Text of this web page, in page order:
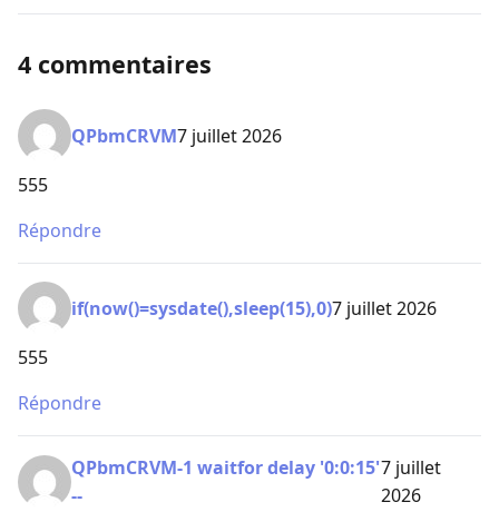
4 commentaires
QPbmCRVM7 juillet 2026
555
Répondre
if(now()=sysdate(),sleep(15),0)7 juillet 2026
555
Répondre
QPbmCRVM-1 waitfor delay '0:0:15'
--
7 juillet
2026